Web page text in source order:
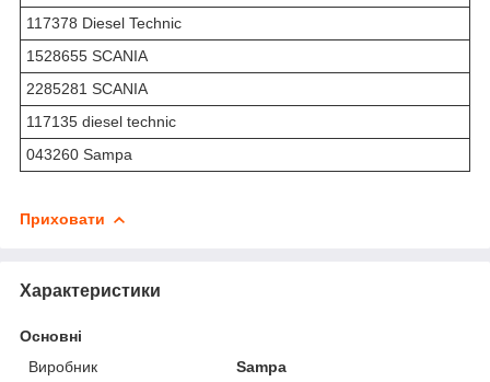
117378 Diesel Technic
1528655 SCANIA
2285281 SCANIA
117135 diesel technic
043260 Sampa
Приховати
Характеристики
Основні
Виробник
Sampa